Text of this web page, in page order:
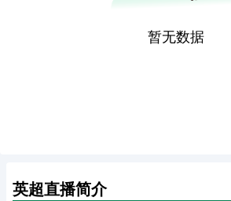
暂无数据
英超直播简介